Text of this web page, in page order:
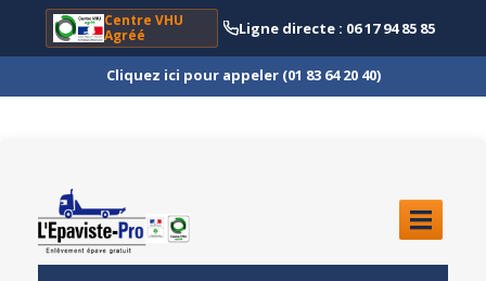
Centre VHU
Agréé
Ligne directe : 06 17 94 85 85
Cliquez ici pour appeler (01 83 64 20 40)